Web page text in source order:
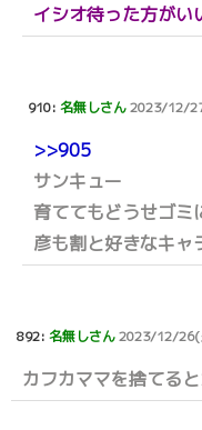
イシオ待った方がい
910: 名無しさん2023/12/
>>905
サンキュー
育ててもどうせゴミ
彦も割と好きなキャ
892: 名無しさん2023/12/26(
カフカママを捨てる